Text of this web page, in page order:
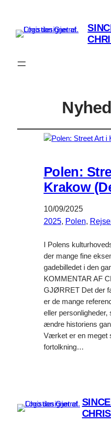
Polen:
Krakow
10/09/2025
2025, Polen,
I Polens
der mange fine
gadebilledet i den
KOMMENTAR AF
GJØRRET Det der
er de mange
eller personligheder,
ændre historiens
Værket er en meget
fortolkning…